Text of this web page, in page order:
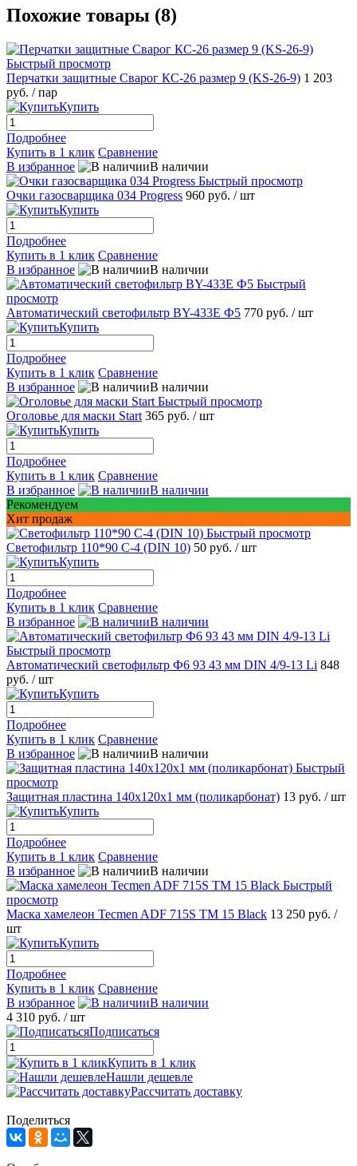
Похожие товары (8)
Быстрый просмотр
Перчатки защитные Сварог КС-26 размер 9 (KS-26-9) 1 203
руб. / пар
Купить
Подробнее
Купить в 1 клик Сравнение
В избранное
В наличии
Быстрый просмотр
Очки газосварщика 034 Progress 960 руб. / шт
Купить
Подробнее
Купить в 1 клик Сравнение
В избранное
В наличии
Быстрый
просмотр
Автоматический светофильтр BY-433E Ф5 770 руб. / шт
Купить
Подробнее
Купить в 1 клик Сравнение
В избранное
В наличии
Быстрый просмотр
Оголовье для маски Start 365 руб. / шт
Купить
Подробнее
Купить в 1 клик Сравнение
В избранное
В наличии
Рекомендуем
Хит продаж
Быстрый просмотр
Светофильтр 110*90 С-4 (DIN 10) 50 руб. / шт
Купить
Подробнее
Купить в 1 клик Сравнение
В избранное
В наличии
Быстрый просмотр
Автоматический светофильтр Ф6 93 43 мм DIN 4/9-13 Li 848
руб. / шт
Купить
Подробнее
Купить в 1 клик Сравнение
В избранное
В наличии
Быстрый
просмотр
Защитная пластина 140х120x1 мм (поликарбонат) 13 руб. / шт
Купить
Подробнее
Купить в 1 клик Сравнение
В избранное
В наличии
Быстрый
просмотр
Маска хамелеон Tecmen ADF 715S TM 15 Black 13 250 руб. /
шт
Купить
Подробнее
Купить в 1 клик Сравнение
В избранное
В наличии
4 310 руб. / шт
Подписаться
Купить в 1 клик
Нашли дешевле
Рассчитать доставку
Поделиться